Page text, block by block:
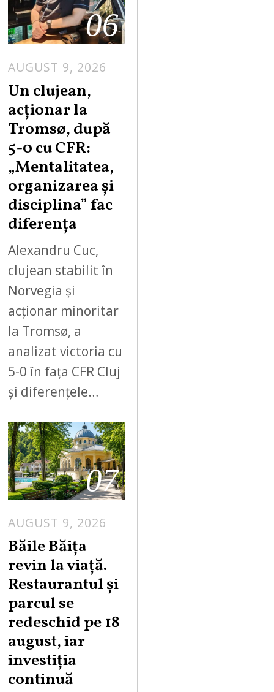
06
AUGUST 9, 2026
Un clujean,
acționar la
Tromsø, după
5-0 cu CFR:
„Mentalitatea,
organizarea și
disciplina” fac
diferența
Alexandru Cuc,
clujean stabilit în
Norvegia și
acționar minoritar
la Tromsø, a
analizat victoria cu
5-0 în fața CFR Cluj
și diferențele…
07
AUGUST 9, 2026
S
9
Băile Băița
revin la viață.
Restaurantul și
parcul se
redeschid pe 18
august, iar
investiția
continuă